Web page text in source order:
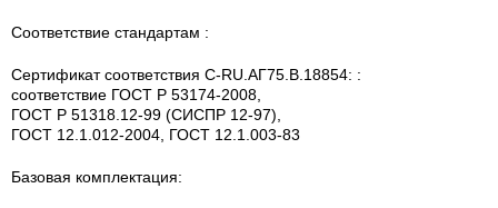
Соответствие стандартам :
Сертификат соответствия C-RU.АГ75.B.18854: :
соответствие ГОСТ Р 53174-2008,
ГОСТ Р 51318.12-99 (СИСПР 12-97),
ГОСТ 12.1.012-2004, ГОСТ 12.1.003-83
Базовая комплектация: